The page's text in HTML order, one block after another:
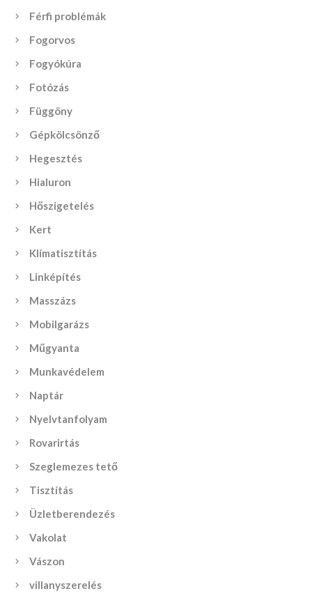
Férfi problémák
Fogorvos
Fogyókúra
Fotózás
Függöny
Gépkölcsönző
Hegesztés
Hialuron
Hőszigetelés
Kert
Klímatisztítás
Linképítés
Masszázs
Mobilgarázs
Műgyanta
Munkavédelem
Naptár
Nyelvtanfolyam
Rovarirtás
Szeglemezes tető
Tisztítás
Üzletberendezés
Vakolat
Vászon
villanyszerelés